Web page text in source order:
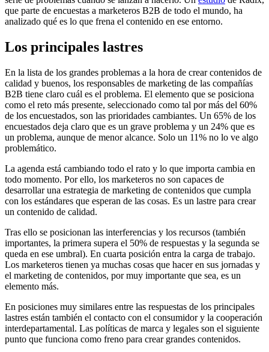
que parte de encuestas a marketeros B2B de todo el mundo, ha
analizado qué es lo que frena el contenido en ese entorno.
Los principales lastres
En la lista de los grandes problemas a la hora de crear contenidos de
calidad y buenos, los responsables de marketing de las compañías
B2B tiene claro cuál es el problema. El elemento que se posiciona
como el reto más presente, seleccionado como tal por más del 60%
de los encuestados, son las prioridades cambiantes. Un 65% de los
encuestados deja claro que es un grave problema y un 24% que es
un problema, aunque de menor alcance. Solo un 11% no lo ve algo
problemático.
La agenda está cambiando todo el rato y lo que importa cambia en
todo momento. Por ello, los marketeros no son capaces de
desarrollar una estrategia de marketing de contenidos que cumpla
con los estándares que esperan de las cosas. Es un lastre para crear
un contenido de calidad.
Tras ello se posicionan las interferencias y los recursos (también
importantes, la primera supera el 50% de respuestas y la segunda se
queda en ese umbral). En cuarta posición entra la carga de trabajo.
Los marketeros tienen ya muchas cosas que hacer en sus jornadas y
el marketing de contenidos, por muy importante que sea, es un
elemento más.
En posiciones muy similares entre las respuestas de los principales
lastres están también el contacto con el consumidor y la cooperación
interdepartamental. Las políticas de marca y legales son el siguiente
punto que funciona como freno para crear grandes contenidos.